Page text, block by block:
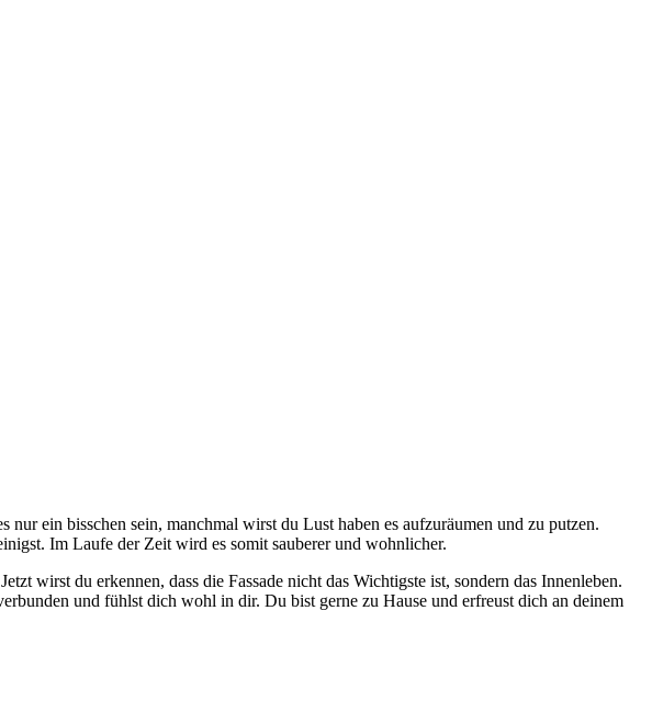
nur ein bisschen sein, manchmal wirst du Lust haben es aufzuräumen und zu putzen.
Im Laufe der Zeit wird es somit sauberer und wohnlicher.
wirst du erkennen, dass die Fassade nicht das Wichtigste ist, sondern das Innenleben.
und fühlst dich wohl in dir. Du bist gerne zu Hause und erfreust dich an deinem